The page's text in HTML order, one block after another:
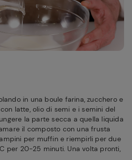
in una boule farina, zucchero e
latte, olio di semi e i semini del
la parte secca a quella liquida
il composto con una frusta
per muffin e riempirli per due
per 20-25 minuti. Una volta pronti,